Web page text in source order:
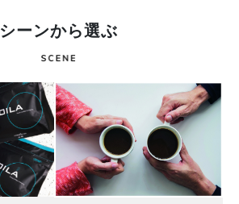
シーンから選ぶ